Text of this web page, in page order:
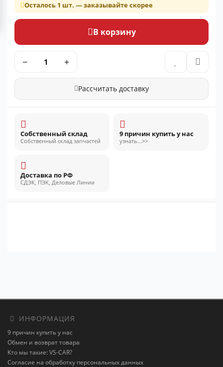
Осталось 1 шт. — заказывайте скорее
В корзину
− +
Рассчитать доставку
Собственный склад
Собственный склад запчастей
9 причин купить у нас
узнать...>>
Доставка по РФ
СДЭК, ПЭК, Деловые Линии
ИНФОРМАЦИЯ
9 причин купить у нас
Обмен и возврат товара
Кто мы такие: VS-CAR?
Согласие на обработку персональных данных